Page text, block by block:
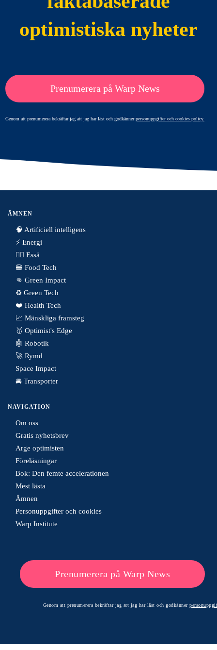
optimistiska nyheter
Prenumerera på Warp News
Genom att prenumerera bekräftar jag att jag har läst och godkännerpersonuppgifter och cookies policy.
ÄMNEN
🧠 Artificiell intelligens
⚡️ Energi
✍🏼 Essä
🍔 Food Tech
👊 Green Impact
♻️ Green Tech
❤️ Health Tech
📈 Mänskliga framsteg
🥇 Optimist's Edge
🤖 Robotik
🚀 Rymd
Space Impact
🚘 Transporter
NAVIGATION
Om oss
Gratis nyhetsbrev
Arge optimisten
Föreläsningar
Bok: Den femte accelerationen
Mest lästa
Ämnen
Personuppgifter och cookies
Warp Institute
Prenumerera på Warp News
Genom att prenumerera bekräftar jag att jag har läst och godkänner